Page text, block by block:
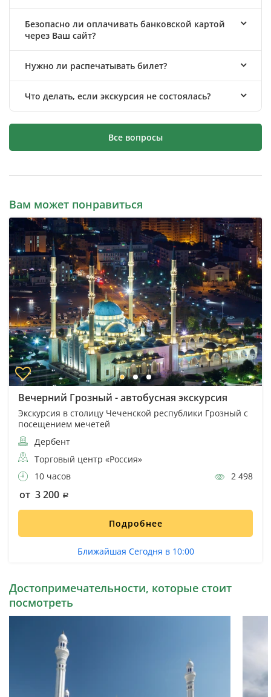
Безопасно ли оплачивать банковской картой
через Ваш сайт?
Нужно ли распечатывать билет?
Что делать, если экскурсия не состоялась?
Все вопросы
Вам может понравиться
Вечерний Грозный - автобусная экскурсия
Экскурсия в столицу Чеченской республики Грозный с
посещением мечетей
Дербент
Торговый центр «Россия»
10 часов
2 498
от 3 200
Подробнее
Ближайшая Сегодня в 10:00
Достопримечательности, которые стоит
посмотреть